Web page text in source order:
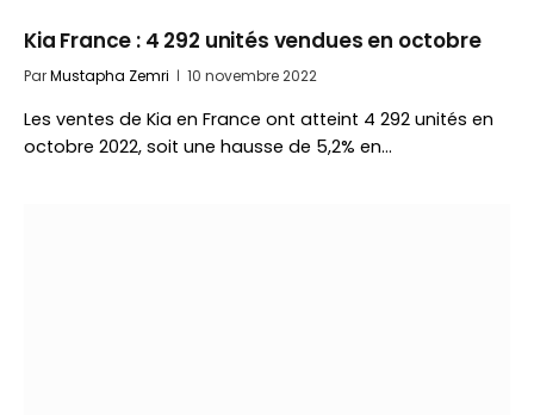
Kia France : 4 292 unités vendues en octobre
ParMustapha Zemri 10 novembre 2022
Les ventes de Kia en France ont atteint 4 292 unités en
octobre 2022, soit une hausse de 5,2% en…